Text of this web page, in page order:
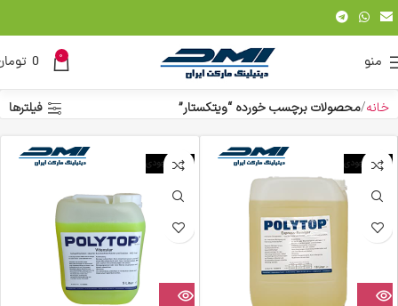
منو 0
0
خانه محصولات برچسب خورده “ویتکستار” فیلترها
اتمام موجودی اتمام موجودی